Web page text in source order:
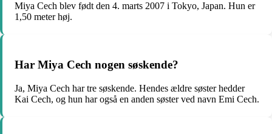
Miya Cech blev født den 4. marts 2007 i Tokyo, Japan. Hun er
1,50 meter høj.
Har Miya Cech nogen søskende?
Ja, Miya Cech har tre søskende. Hendes ældre søster hedder
Kai Cech, og hun har også en anden søster ved navn Emi Cech.